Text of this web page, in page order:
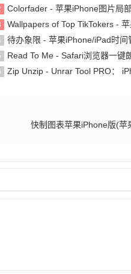
Colorfader - 苹果iPhone图片局部上色
Wallpapers of Top TikTokers - 苹果手机TikTok
待办象限 - 苹果iPhone/iPad时间管理
Read To Me - Safari浏览器一键朗读网页内容
Zip Unzip - Unrar Tool PRO： iPhone/iPad文件压缩和解压工具
快制图表苹果iPhone版(苹